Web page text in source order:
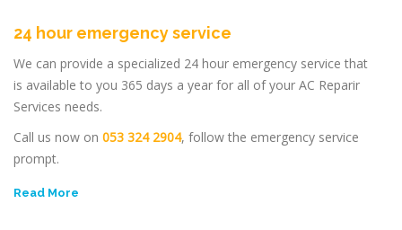
24 hour emergency service
We can provide a specialized 24 hour emergency service that
is available to you 365 days a year for all of your AC Reparir
Services needs.
Call us now on 053 324 2904, follow the emergency service
prompt.
Read More